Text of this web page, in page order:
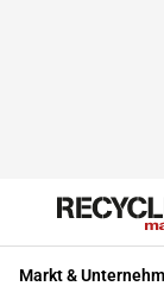
Markt &